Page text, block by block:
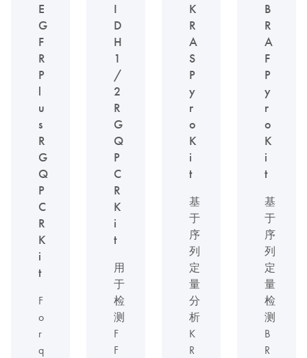
E
G
F
R
P
l
u
s
R
G
Q
P
C
R
K
i
t
F
o
r
q
I
D
H
1
/
2
R
G
Q
P
C
R
K
i
t
用
于
检
测
F
F
K
R
A
S
P
y
r
o
K
i
t
基
于
序
列
定
量
分
析
K
R
B
R
A
F
P
y
r
o
K
i
t
基
于
序
列
定
量
检
测
B
R